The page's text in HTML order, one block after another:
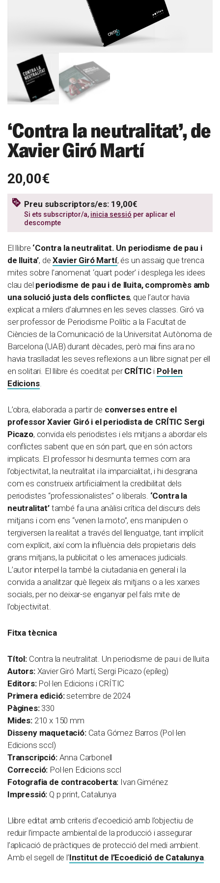
‘Contra la neutralitat’, de
Xavier Giró Martí
20,00€
Preu subscriptors/es: 19,00€
Si ets subscriptor/a, inicia sessió per aplicar el
descompte
El llibre ‘Contra la neutralitat. Un periodisme de pau i
de lluita’, deXavier Giró Martí, és un assaig que trenca
mites sobre l’anomenat ‘quart poder’ i desplega les idees
clau del periodisme de pau i de lluita, compromès amb
una solució justa dels conflictes, que l’autor havia
explicat a milers d’alumnes en les seves classes. Giró va
ser professor de Periodisme Polític a la Facultat de
Ciències de la Comunicació de la Universitat Autònoma de
Barcelona (UAB) durant dècades, però mai fins ara no
havia traslladat les seves reflexions a un llibre signat per ell
en solitari. El llibre és coeditat perCRÍTIC i Pol·len
Edicions.
L’obra, elaborada a partir de converses entre el
professor Xavier Giró i el periodista de CRÍTIC Sergi
Picazo, convida els periodistes i els mitjans a abordar els
conflictes sabent que en són part, que en són actors
implicats. El professor hi desmunta termes com ara
l’objectivitat, la neutralitat i la imparcialitat, i hi desgrana
com es construeix artificialment la credibilitat dels
periodistes “professionalistes” o liberals. ‘Contra la
neutralitat’també fa una anàlisi crítica del discurs dels
mitjans i com ens “venen la moto”, ens manipulen o
tergiversen la realitat a través del llenguatge, tant implícit
com explícit, així com la influència dels propietaris dels
grans mitjans, la publicitat o les amenaces judicials.
L’autor interpel·la també la ciutadania en general i la
convida a analitzar què llegeix als mitjans o a les xarxes
socials, per no deixar-se enganyar pel fals mite de
l’objectivitat.
Fitxa tècnica
Títol:Contra la neutralitat. Un periodisme de pau i de lluita
Autors:Xavier Giró Martí, Sergi Picazo (epíleg)
Editors:Pol·len Edicions i CRÍTIC
Primera edició:setembre de 2024
Pàgines:330
Mides: 210 x 150 mm
Disseny maquetació:Cata Gómez Barros (Pol·len
Edicions sccl)
Transcripció:Anna Carbonell
Correcció: Pol·len Edicions sccl
Fotografia de contracoberta: Ivan Giménez
Impressió: Q p print, Catalunya
Llibre editat amb criteris d’ecoedició amb l’objectiu de
reduir l’impacte ambiental de la producció i assegurar
l’aplicació de pràctiques de protecció del medi ambient.
Amb el segell de l’Institut de l’Ecoedició de Catalunya.